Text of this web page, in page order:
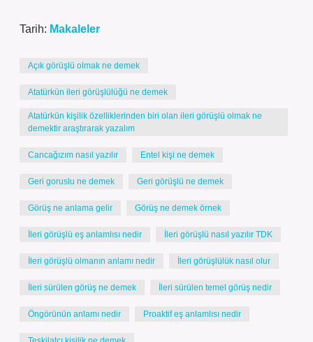
Tarih: Makaleler
Açık görüşlü olmak ne demek
Atatürkün ileri görüşlülüğü ne demek
Atatürkün kişilik özelliklerinden biri olan ileri görüşlü olmak ne
demektir araştırarak yazalım
Cancağızım nasıl yazılır Entel kişi ne demek
Geri goruslu ne demek Geri görüşlü ne demek
Görüş ne anlama gelir Görüş ne demek örnek
İleri görüşlü eş anlamlısı nedir İleri görüşlü nasıl yazılır TDK
İleri görüşlü olmanın anlamı nedir İleri görüşlülük nasıl olur
İleri sürülen görüş ne demek İleri sürülen temel görüş nedir
Öngörünün anlamı nedir Proaktif eş anlamlısı nedir